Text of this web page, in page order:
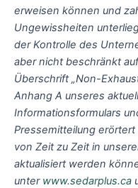
erweisen können und
Ungewissheiten
der Kontrolle des
aber nicht beschränkt
Überschrift „Non-
Anhang A unseres
Informationsformulars
Pressemitteilung
von Zeit zu Zeit in
aktualisiert werden
unter www.sedarplus.ca